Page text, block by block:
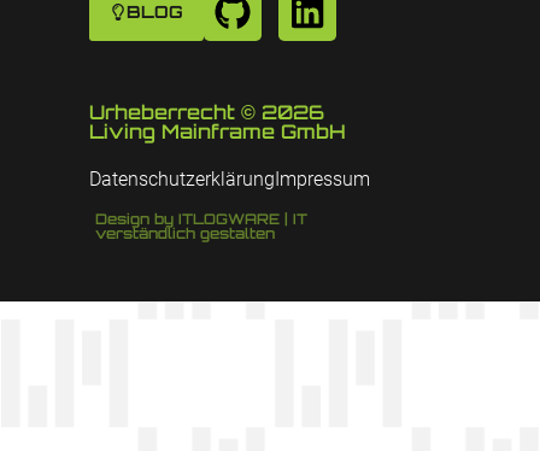
BLOG
Urheberrecht © 2026
Living Mainframe GmbH
DatenschutzerklärungImpressum
Design by ITLOGWARE | IT
verständlich gestalten